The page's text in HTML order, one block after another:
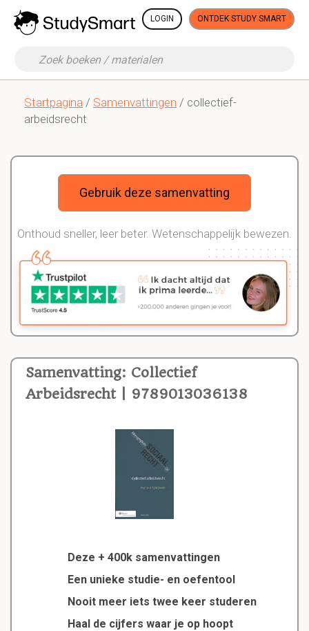
LOGIN ONTDEK STUDY SMART
Startpagina / Samenvattingen / collectief-
arbeidsrecht
Samenvatting: Collectief
Arbeidsrecht | 9789013036138
Deze + 400k samenvattingen
Een unieke studie- en oefentool
Nooit meer iets twee keer studeren
Haal de cijfers waar je op hoopt
Gebruik deze samenvatting
Onthoud sneller, leer beter. Wetenschappelijk bewezen.